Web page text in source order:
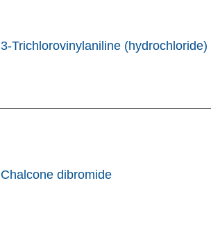
3-Trichlorovinylaniline (hydrochloride)
Chalcone dibromide